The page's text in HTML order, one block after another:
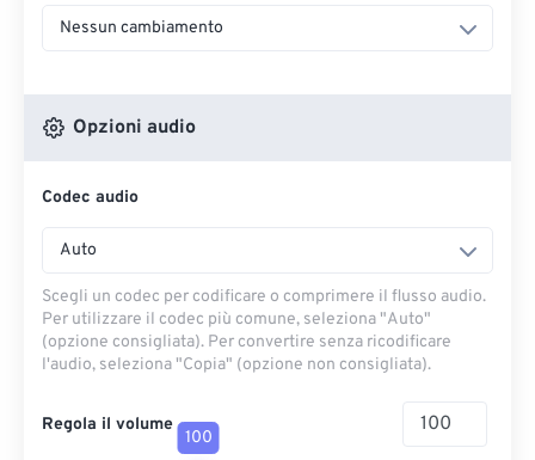
Nessun cambiamento
Opzioni audio
Codec audio
Auto
Scegli un codec per codificare o comprimere il flusso audio.
Per utilizzare il codec più comune, seleziona "Auto"
(opzione consigliata). Per convertire senza ricodificare
l'audio, seleziona "Copia" (opzione non consigliata).
Regola il volume
100